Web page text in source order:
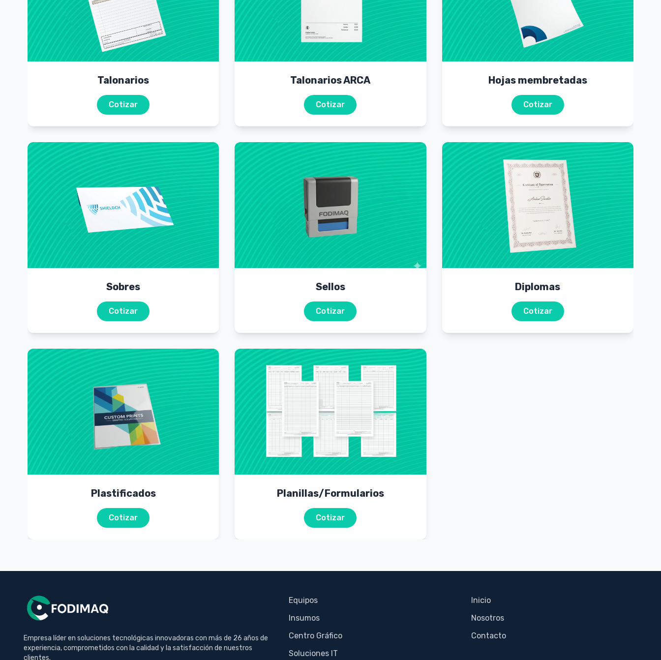
Talonarios
Cotizar
Talonarios ARCA
Cotizar
Hojas membretadas
Cotizar
Sobres
Cotizar
Sellos
Cotizar
Diplomas
Cotizar
Plastificados
Cotizar
Planillas/Formularios
Cotizar
Empresa líder en soluciones tecnológicas innovadoras con más de 26 años de
experiencia, comprometidos con la calidad y la satisfacción de nuestros
clientes.
Equipos
Insumos
Centro Gráfico
Soluciones IT
Inicio
Nosotros
Contacto